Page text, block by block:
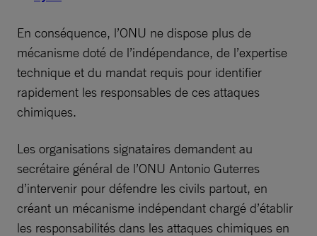
En conséquence, l’ONU ne dispose plus de
mécanisme doté de l’indépendance, de l’expertise
technique et du mandat requis pour identifier
rapidement les responsables de ces attaques
chimiques.
Les organisations signataires demandent au
secrétaire général de l’ONU Antonio Guterres
d’intervenir pour défendre les civils partout, en
créant un mécanisme indépendant chargé d’établir
les responsabilités dans les attaques chimiques en